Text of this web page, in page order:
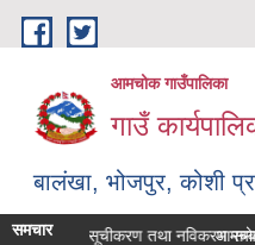
Skip to main content
आमचोक गाउँपालिका
गाउँ
बालंखा, भोजपुर, कोशी
आमचोक
समचार
लाभग्राहीको सूचीकरण तथा नविकरण